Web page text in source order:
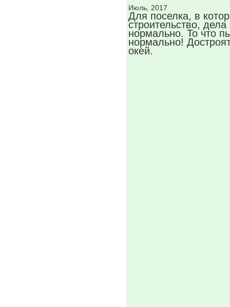
Июль, 2017
Для поселка, в
строительство, дела
нормально. То что
нормально!
окей.